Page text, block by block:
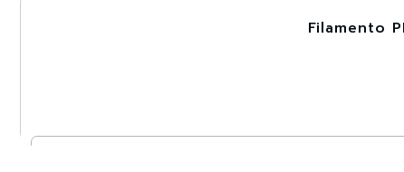
Filamento